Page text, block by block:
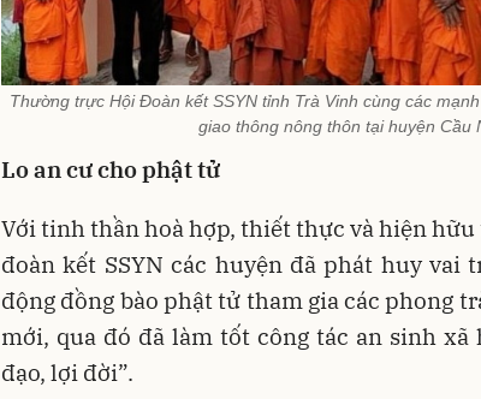
Thường trực Hội Đoàn kết SSYN tỉnh Trà Vinh cùng các
giao thông nông thôn tại huyện Cầu
Lo an cư cho phật tử
Với tinh thần hoà hợp, thiết thực và hiện
đoàn kết SSYN các huyện đã phát huy vai
động đồng bào phật tử tham gia các phong
mới, qua đó đã làm tốt công tác an sinh
đạo, lợi đời”.